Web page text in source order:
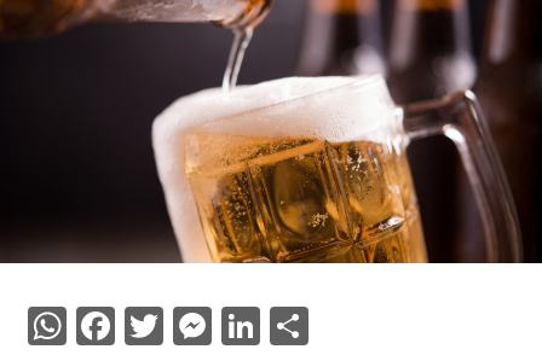
WhatsApp
Facebook
Twitter
Messenger
LinkedIn
Share